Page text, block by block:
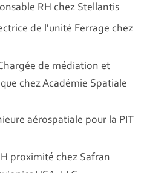
RH chez Stellantis
de l'unité Ferrage chez
de médiation et
chez Académie Spatiale
aérospatiale pour la PIT
proximité chez Safran